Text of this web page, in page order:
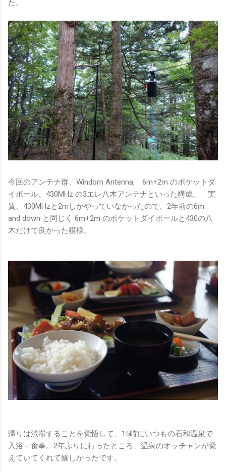
た。
今回のアンテナ群、Windom Antenna, 6m+2m のポケットダ
イポール、430MHz の3エレ八木アンテナといった構成。 実
質、430MHzと2mしかやっていなかったので、2年前の6m
and down と同じく 6m+2m のポケットダイポールと430の八
木だけで良かった模様。
帰りは渋滞することを覚悟して、15時にいつもの石和温泉で
入浴＋食事。2年ぶりに行ったところ、温泉のオッチャンが覚
えていてくれて嬉しかったです。